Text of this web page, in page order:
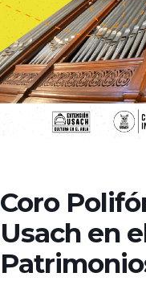
Coro
Usach en